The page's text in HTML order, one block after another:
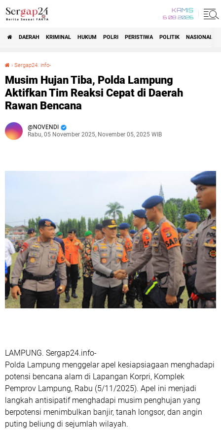
KAMIS
6 08 2026
DAERAH KRIMINAL HUKUM POLRI PERISTIWA POLITIK NASIONAL
› Sergap24. info-
Musim Hujan Tiba, Polda Lampung
Aktifkan Tim Reaksi Cepat di Daerah
Rawan Bencana
NOVENDI
Rabu, 05 November 2025, November 05, 2025 WIB
LAMPUNG. Sergap24.info-
Polda Lampung menggelar apel kesiapsiagaan menghadapi
potensi bencana alam di Lapangan Korpri, Komplek
Pemprov Lampung, Rabu (5/11/2025). Apel ini menjadi
langkah antisipatif menghadapi musim penghujan yang
berpotensi menimbulkan banjir, tanah longsor, dan angin
puting beliung di sejumlah wilayah.